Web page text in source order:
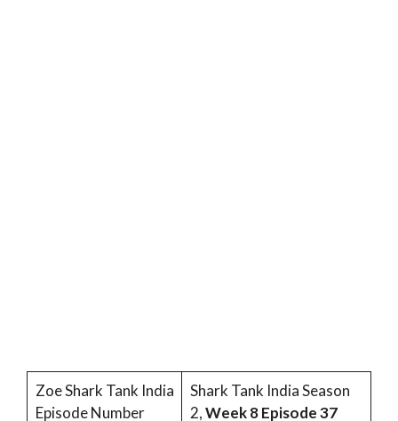
Zoe Shark Tank India
Episode Number
Shark Tank India Season
2,Week 8 Episode 37